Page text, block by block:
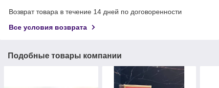
Возврат товара в течение 14 дней по договоренности
Все условия возврата
Подобные товары компании